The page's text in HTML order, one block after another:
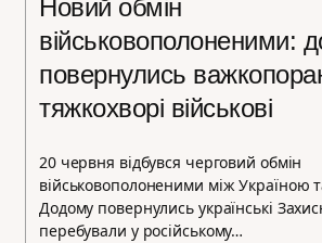
Новий обмін
військовополоненими:
повернулись
тяжкохворі військові
20 червня відбувся черговий обмін
військовополоненими між Україною
Додому повернулись українські
перебували у російському…